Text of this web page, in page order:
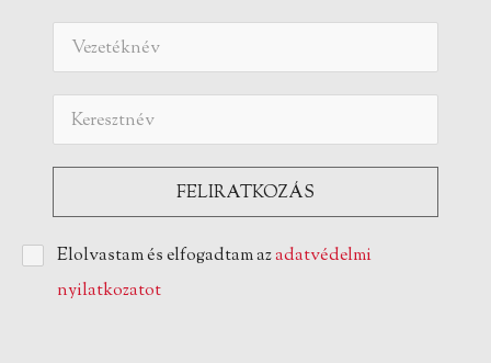
Elolvastam és elfogadtam azadatvédelmi
nyilatkozatot